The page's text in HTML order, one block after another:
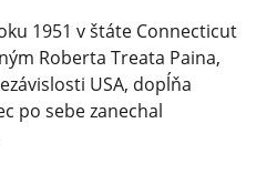
1951 v štáte Connecticut
Roberta Treata Paina,
USA, dopĺňa
po sebe zanechal